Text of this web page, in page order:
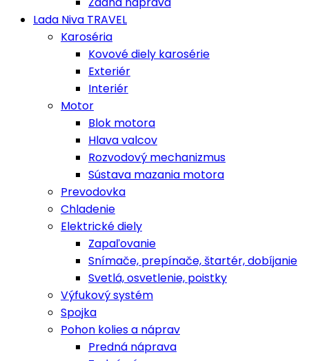
Lada Niva TRAVEL
Karoséria
Kovové diely karosérie
Exteriér
Interiér
Motor
Blok motora
Hlava valcov
Rozvodový mechanizmus
Sústava mazania motora
Prevodovka
Chladenie
Elektrické diely
Zapaľovanie
Snímače, prepínače, štartér, dobíjanie
Svetlá, osvetlenie, poistky
Výfukový systém
Spojka
Pohon kolies a náprav
Predná náprava